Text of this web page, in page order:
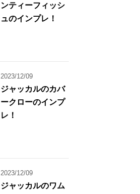
ンティーフィッシ
ュのインプレ！
2023/12/09
ジャッカルのカバ
ークローのインプ
レ！
2023/12/09
ジャッカルのワム